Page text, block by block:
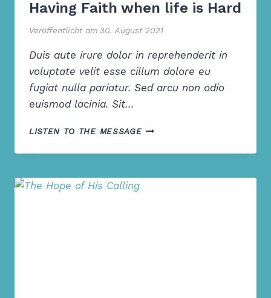
Having Faith when life is Hard
Veröffentlicht am 30. August 2021
Duis aute irure dolor in reprehenderit in
voluptate velit esse cillum dolore eu
fugiat nulla pariatur. Sed arcu non odio
euismod lacinia. Sit…
LISTEN TO THE MESSAGEHAVING
WHEN
IS